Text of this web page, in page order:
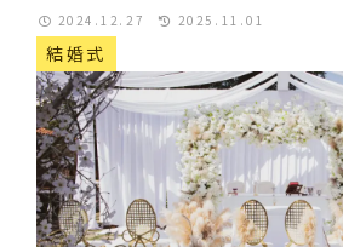
結婚式
2024.12.27 2025.11.01